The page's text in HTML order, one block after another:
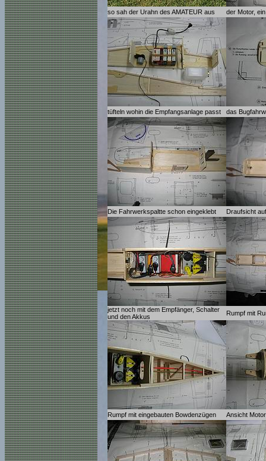
so sah der Urahn des AMATEUR aus der Motor,
tüfteln wohin die Empfangsanlage passt das
Die Fahrwerkspaltte schon eingeklebt Draufsicht
jetzt noch mit dem Empfänger, Schalter
und den Akkus
Rumpf mit
Rumpf mit eingebauten Bowdenzügen Ansicht